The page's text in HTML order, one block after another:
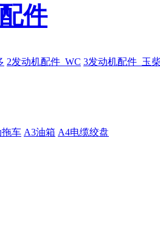
件
2发动机配件_WC 3发动机配件_玉
拖车 A3油箱 A4电缆绞盘